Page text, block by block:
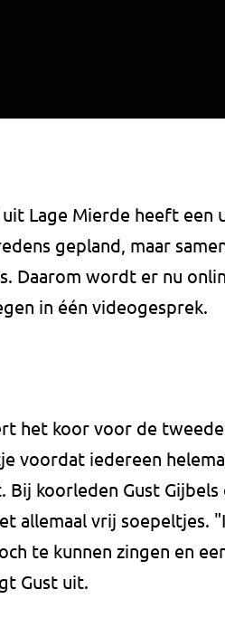
Lage Mierde heeft een
gepland, maar
Daarom wordt er nu
in één videogesprek.
het koor voor de
voordat iedereen
Bij koorleden Gust
allemaal vrij soepeltjes.
te kunnen zingen en
Gust uit.